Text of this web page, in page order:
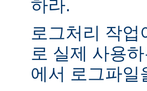
하라.
로그처리 작
로 실제 사용
에서 로그파일